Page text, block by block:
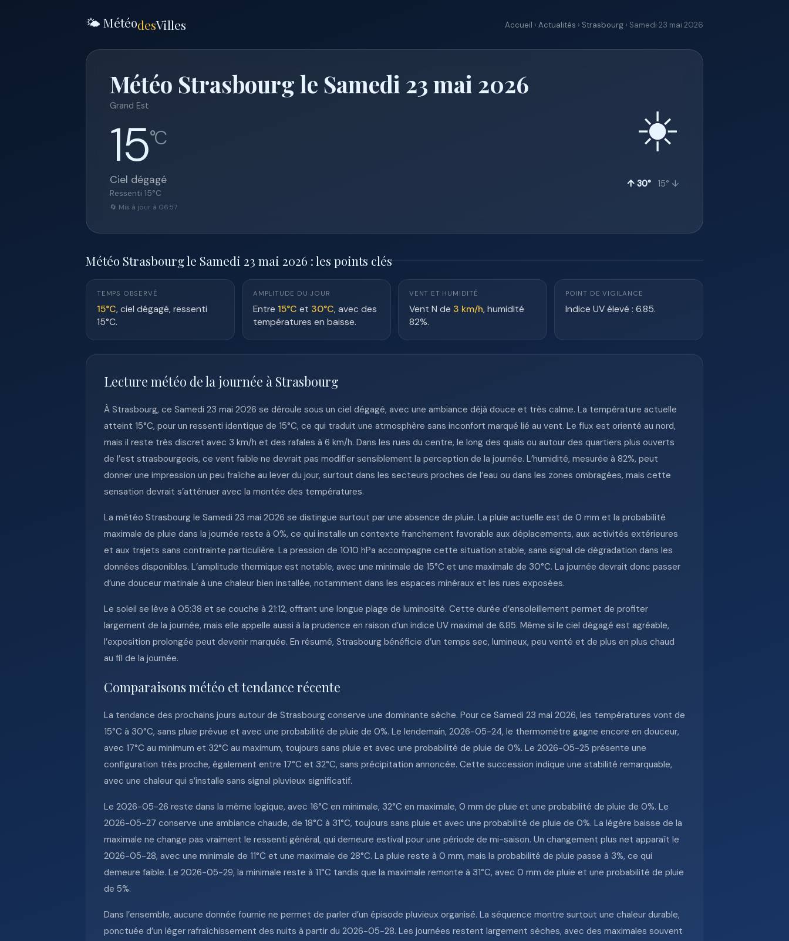
🌤️ MétéodesVilles Accueil › Actualités › Strasbourg › Samedi 23 mai 2026
Météo Strasbourg le Samedi 23 mai 2026
Grand Est
15°C
Ciel dégagé
Ressenti 15°C
🔄 Mis à jour à 06:57
☀️
↑ 30° 15° ↓
Météo Strasbourg le Samedi 23 mai 2026 : les points clés
TEMPS OBSERVÉ
15°C, ciel dégagé, ressenti
15°C.
AMPLITUDE DU JOUR
Entre 15°C et 30°C, avec des
températures en baisse.
VENT ET HUMIDITÉ
Vent N de 3 km/h, humidité
82%.
POINT DE VIGILANCE
Indice UV élevé : 6.85.
Lecture météo de la journée à Strasbourg
À Strasbourg, ce Samedi 23 mai 2026 se déroule sous un ciel dégagé, avec une ambiance déjà douce et très calme. La température actuelle
atteint 15°C, pour un ressenti identique de 15°C, ce qui traduit une atmosphère sans inconfort marqué lié au vent. Le flux est orienté au nord,
mais il reste très discret avec 3 km/h et des rafales à 6 km/h. Dans les rues du centre, le long des quais ou autour des quartiers plus ouverts
de l’est strasbourgeois, ce vent faible ne devrait pas modifier sensiblement la perception de la journée. L’humidité, mesurée à 82%, peut
donner une impression un peu fraîche au lever du jour, surtout dans les secteurs proches de l’eau ou dans les zones ombragées, mais cette
sensation devrait s’atténuer avec la montée des températures.
La météo Strasbourg le Samedi 23 mai 2026 se distingue surtout par une absence de pluie. La pluie actuelle est de 0 mm et la probabilité
maximale de pluie dans la journée reste à 0%, ce qui installe un contexte franchement favorable aux déplacements, aux activités extérieures
et aux trajets sans contrainte particulière. La pression de 1010 hPa accompagne cette situation stable, sans signal de dégradation dans les
données disponibles. L’amplitude thermique est notable, avec une minimale de 15°C et une maximale de 30°C. La journée devrait donc passer
d’une douceur matinale à une chaleur bien installée, notamment dans les espaces minéraux et les rues exposées.
Le soleil se lève à 05:38 et se couche à 21:12, offrant une longue plage de luminosité. Cette durée d’ensoleillement permet de profiter
largement de la journée, mais elle appelle aussi à la prudence en raison d’un indice UV maximal de 6.85. Même si le ciel dégagé est agréable,
l’exposition prolongée peut devenir marquée. En résumé, Strasbourg bénéficie d’un temps sec, lumineux, peu venté et de plus en plus chaud
au fil de la journée.
Comparaisons météo et tendance récente
La tendance des prochains jours autour de Strasbourg conserve une dominante sèche. Pour ce Samedi 23 mai 2026, les températures vont de
15°C à 30°C, sans pluie prévue et avec une probabilité de pluie de 0%. Le lendemain, 2026-05-24, le thermomètre gagne encore en douceur,
avec 17°C au minimum et 32°C au maximum, toujours sans pluie et avec une probabilité de pluie de 0%. Le 2026-05-25 présente une
configuration très proche, également entre 17°C et 32°C, sans précipitation annoncée. Cette succession indique une stabilité remarquable,
avec une chaleur qui s’installe sans signal pluvieux significatif.
Le 2026-05-26 reste dans la même logique, avec 16°C en minimale, 32°C en maximale, 0 mm de pluie et une probabilité de pluie de 0%. Le
2026-05-27 conserve une ambiance chaude, de 18°C à 31°C, toujours sans pluie et avec une probabilité de pluie de 0%. La légère baisse de la
maximale ne change pas vraiment le ressenti général, qui demeure estival pour une période de mi-saison. Un changement plus net apparaît le
2026-05-28, avec une minimale de 11°C et une maximale de 28°C. La pluie reste à 0 mm, mais la probabilité de pluie passe à 3%, ce qui
demeure faible. Le 2026-05-29, la minimale reste à 11°C tandis que la maximale remonte à 31°C, avec 0 mm de pluie et une probabilité de pluie
de 5%.
Dans l’ensemble, aucune donnée fournie ne permet de parler d’un épisode pluvieux organisé. La séquence montre surtout une chaleur durable,
ponctuée d’un léger rafraîchissement des nuits à partir du 2026-05-28. Les journées restent largement sèches, avec des maximales souvent